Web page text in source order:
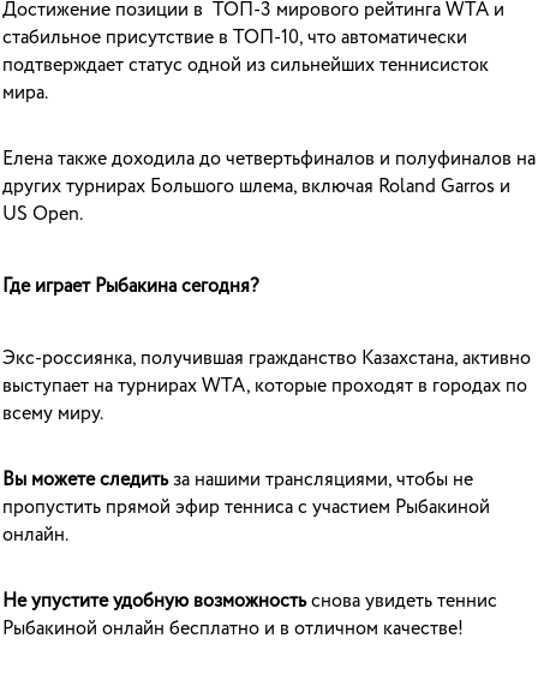
Достижение позиции в ТОП-3 мирового рейтинга WTA и
стабильное присутствие в ТОП-10, что автоматически
подтверждает статус одной из сильнейших теннисисток
мира.
Елена также доходила до четвертьфиналов и полуфиналов на
других турнирах Большого шлема, включая Roland Garros и
US Open.
Где играет Рыбакина сегодня?
Экс-россиянка, получившая гражданство Казахстана, активно
выступает на турнирах WTA, которые проходят в городах по
всему миру.
Вы можете следитьза нашими трансляциями, чтобы не
пропустить прямой эфир тенниса с участием Рыбакиной
онлайн.
Не упустите удобную возможностьснова увидеть теннис
Рыбакиной онлайн бесплатно и в отличном качестве!